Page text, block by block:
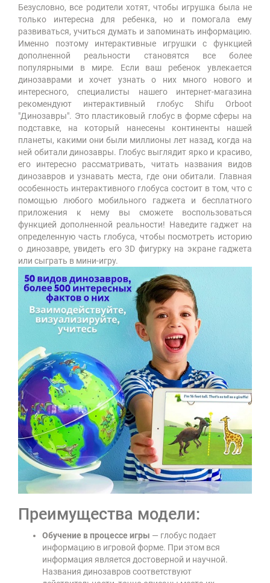
Безусловно, все родители хотят, чтобы игрушка была не
только интересна для ребенка, но и помогала ему
развиваться, учиться думать и запоминать информацию.
Именно поэтому интерактивные игрушки с функцией
дополненной реальности становятся все более
популярными в мире. Если ваш ребенок увлекается
динозаврами и хочет узнать о них много нового и
интересного, специалисты нашего интернет-магазина
рекомендуют интерактивный глобус Shifu Orboot
"Динозавры". Это пластиковый глобус в форме сферы на
подставке, на который нанесены континенты нашей
планеты, какими они были миллионы лет назад, когда на
ней обитали динозавры. Глобус выглядит ярко и красиво,
его интересно рассматривать, читать названия видов
динозавров и узнавать места, где они обитали. Главная
особенность интерактивного глобуса состоит в том, что с
помощью любого мобильного гаджета и бесплатного
приложения к нему вы сможете воспользоваться
функцией дополненной реальности! Наведите гаджет на
определенную часть глобуса, чтобы посмотреть историю
о динозавре, увидеть его 3D фигурку на экране гаджета
или сыграть в мини-игру.
Преимущества модели:
Обучение в процессе игры — глобус подает
информацию в игровой форме. При этом вся
информация является достоверной и научной.
Названия динозавров соответствуют